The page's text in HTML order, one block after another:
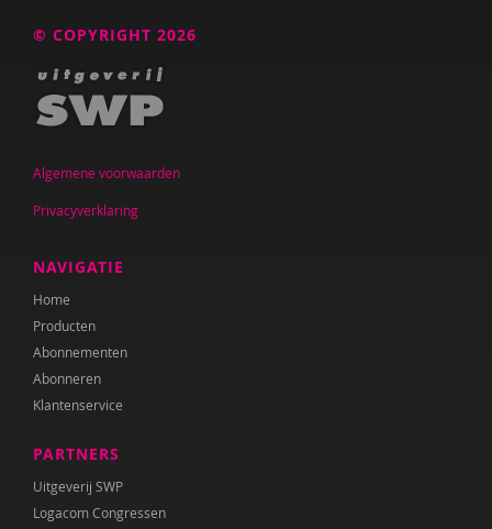
© COPYRIGHT 2026
Algemene voorwaarden
Privacyverklaring
NAVIGATIE
Home
Producten
Abonnementen
Abonneren
Klantenservice
PARTNERS
Uitgeverij SWP
Logacom Congressen